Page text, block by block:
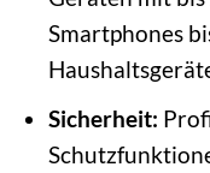
Smartphones
Sicherheit: